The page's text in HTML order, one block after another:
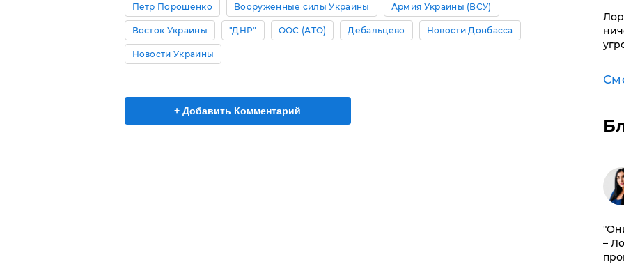
Петр Порошенко Вооруженные силы Украины Армия Украины (ВСУ)
Восток Украины "ДНР" ООС (АТО) Дебальцево Новости Донбасса
Новости Украины
+ Добавить Комментарий
–